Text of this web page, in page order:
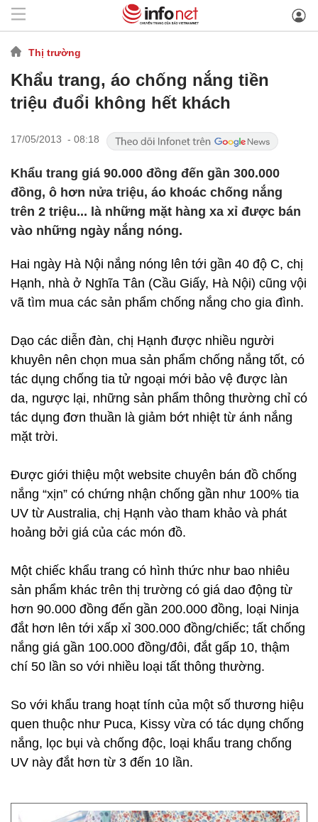
Thị trường
Khẩu trang, áo chống nắng tiền
triệu đuổi không hết khách
17/05/2013 - 08:18
Khẩu trang giá 90.000 đồng đến gần 300.000
đồng, ô hơn nửa triệu, áo khoác chống nắng
trên 2 triệu... là những mặt hàng xa xỉ được bán
vào những ngày nắng nóng.
Hai ngày Hà Nội nắng nóng lên tới gần 40 độ C, chị
Hạnh, nhà ở Nghĩa Tân (Cầu Giấy, Hà Nội) cũng vội
vã tìm mua các sản phẩm chống nắng cho gia đình.
Dạo các diễn đàn, chị Hạnh được nhiều người
khuyên nên chọn mua sản phẩm chống nắng tốt, có
tác dụng chống tia tử ngoại mới bảo vệ được làn
da, ngược lại, những sản phẩm thông thường chỉ có
tác dụng đơn thuần là giảm bớt nhiệt từ ánh nắng
mặt trời.
Được giới thiệu một website chuyên bán đồ chống
nắng “xịn” có chứng nhận chống gần như 100% tia
UV từ Australia, chị Hạnh vào tham khảo và phát
hoảng bởi giá của các món đồ.
Một chiếc khẩu trang có hình thức như bao nhiêu
sản phẩm khác trên thị trường có giá dao động từ
hơn 90.000 đồng đến gần 200.000 đồng, loại Ninja
đắt hơn lên tới xấp xỉ 300.000 đồng/chiếc; tất chống
nắng giá gần 100.000 đồng/đôi, đắt gấp 10, thậm
chí 50 lần so với nhiều loại tất thông thường.
So với khẩu trang hoạt tính của một số thương hiệu
quen thuộc như Puca, Kissy vừa có tác dụng chống
nắng, lọc bụi và chống độc, loại khẩu trang chống
UV này đắt hơn từ 3 đến 10 lần.